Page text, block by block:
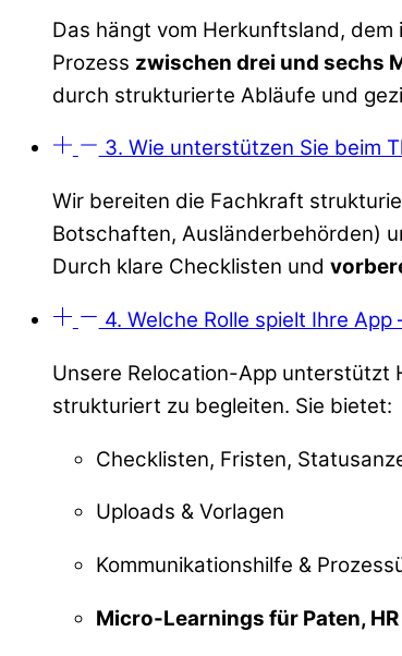
Das hängt vom Herkunftsland,
Prozess zwischen drei und sechs
durch strukturierte Abläufe und
3. Wie unterstützen Sie beim
Wir bereiten die Fachkraft
Botschaften, Ausländerbehörden)
Durch klare Checklisten und
4. Welche Rolle spielt Ihre
Unsere Relocation-App unterstützt
strukturiert zu begleiten. Sie bietet:
Checklisten, Fristen,
Uploads & Vorlagen
Kommunikationshilfe &
Micro-Learnings für Paten,